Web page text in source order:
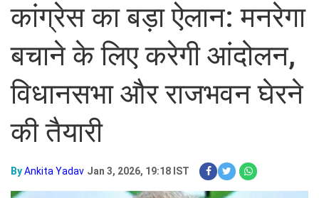
कांग्रेस का बड़ा ऐलान: मनरेगा
बचाने के लिए करेगी आंदोलन,
विधानसभा और राजभवन घेरने
की तैयारी
ByAnkita Yadav Jan 3, 2026, 19:18 IST